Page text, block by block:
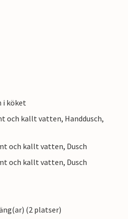
i köket
och kallt vatten, Handdusch,
och kallt vatten, Dusch
och kallt vatten, Dusch
(2 platser)